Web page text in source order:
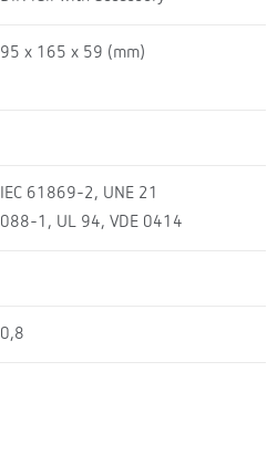
95 x 165 x 59 (mm)
IEC 61869-2, UNE 21
088-1, UL 94, VDE 0414
0,8